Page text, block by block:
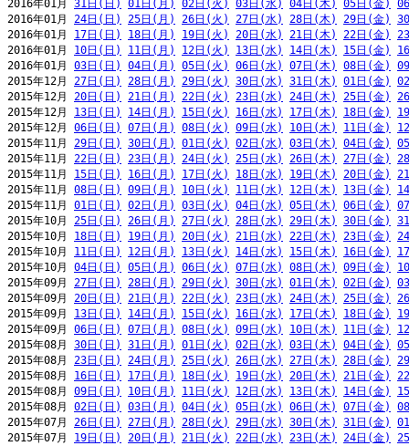
2016年01月 31日(日) 01日(月) 02日(火) 03日(水) 04日(木) 05日(金)
2016年01月 24日(日) 25日(月) 26日(火) 27日(水) 28日(木) 29日(金)
2016年01月 17日(日) 18日(月) 19日(火) 20日(水) 21日(木) 22日(金)
2016年01月 10日(日) 11日(月) 12日(火) 13日(水) 14日(木) 15日(金)
2016年01月 03日(日) 04日(月) 05日(火) 06日(水) 07日(木) 08日(金)
2015年12月 27日(日) 28日(月) 29日(火) 30日(水) 31日(木) 01日(金)
2015年12月 20日(日) 21日(月) 22日(火) 23日(水) 24日(木) 25日(金)
2015年12月 13日(日) 14日(月) 15日(火) 16日(水) 17日(木) 18日(金)
2015年12月 06日(日) 07日(月) 08日(火) 09日(水) 10日(木) 11日(金)
2015年11月 29日(日) 30日(月) 01日(火) 02日(水) 03日(木) 04日(金)
2015年11月 22日(日) 23日(月) 24日(火) 25日(水) 26日(木) 27日(金)
2015年11月 15日(日) 16日(月) 17日(火) 18日(水) 19日(木) 20日(金)
2015年11月 08日(日) 09日(月) 10日(火) 11日(水) 12日(木) 13日(金)
2015年11月 01日(日) 02日(月) 03日(火) 04日(水) 05日(木) 06日(金)
2015年10月 25日(日) 26日(月) 27日(火) 28日(水) 29日(木) 30日(金)
2015年10月 18日(日) 19日(月) 20日(火) 21日(水) 22日(木) 23日(金)
2015年10月 11日(日) 12日(月) 13日(火) 14日(水) 15日(木) 16日(金)
2015年10月 04日(日) 05日(月) 06日(火) 07日(水) 08日(木) 09日(金)
2015年09月 27日(日) 28日(月) 29日(火) 30日(水) 01日(木) 02日(金)
2015年09月 20日(日) 21日(月) 22日(火) 23日(水) 24日(木) 25日(金)
2015年09月 13日(日) 14日(月) 15日(火) 16日(水) 17日(木) 18日(金)
2015年09月 06日(日) 07日(月) 08日(火) 09日(水) 10日(木) 11日(金)
2015年08月 30日(日) 31日(月) 01日(火) 02日(水) 03日(木) 04日(金)
2015年08月 23日(日) 24日(月) 25日(火) 26日(水) 27日(木) 28日(金)
2015年08月 16日(日) 17日(月) 18日(火) 19日(水) 20日(木) 21日(金)
2015年08月 09日(日) 10日(月) 11日(火) 12日(水) 13日(木) 14日(金)
2015年08月 02日(日) 03日(月) 04日(火) 05日(水) 06日(木) 07日(金)
2015年07月 26日(日) 27日(月) 28日(火) 29日(水) 30日(木) 31日(金)
2015年07月 19日(日) 20日(月) 21日(火) 22日(水) 23日(木) 24日(金)